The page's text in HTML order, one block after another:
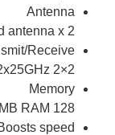
Antenna
antenna x 2
Receive
2×2
Memory
128 MB Flash, 256 MB RAM
speed